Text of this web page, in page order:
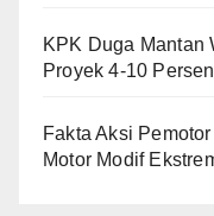
KPK Duga Mantan
Proyek 4-10 Persen
Fakta Aksi
Motor Modif